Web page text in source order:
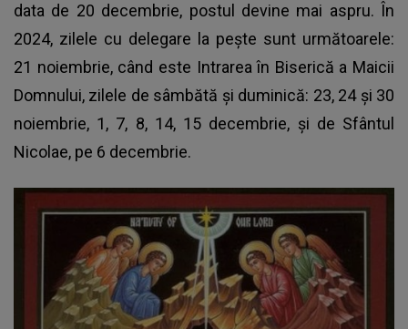
data de 20 decembrie, postul devine mai aspru. În
2024, zilele cu delegare la pește sunt următoarele:
21 noiembrie, când este Intrarea în Biserică a Maicii
Domnului, zilele de sâmbătă și duminică: 23, 24 și 30
noiembrie, 1, 7, 8, 14, 15 decembrie, și de Sfântul
Nicolae, pe 6 decembrie.